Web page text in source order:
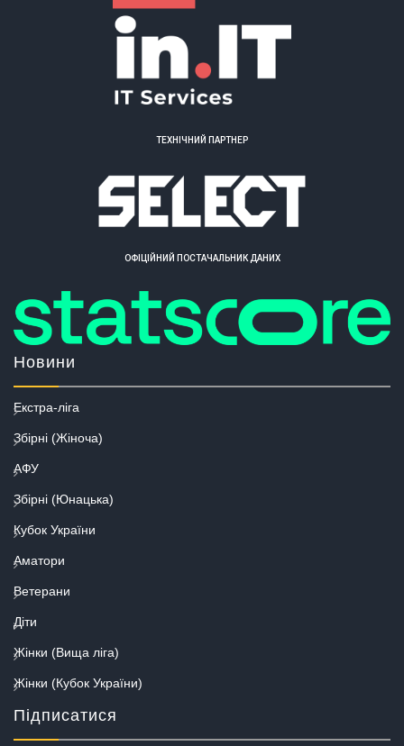
ТЕХНІЧНИЙ ПАРТНЕР
ОФІЦІЙНИЙ ПОСТАЧАЛЬНИК ДАНИХ
Новини
Екстра-ліга
Збірні (Жіноча)
АФУ
Збірні (Юнацька)
Кубок України
Аматори
Ветерани
Діти
Жінки (Вища ліга)
Жінки (Кубок України)
Підписатися